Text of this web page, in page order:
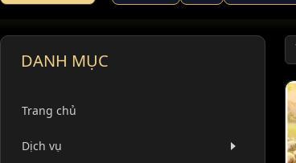
DANH MỤC
Trang chủ
Dịch vụ